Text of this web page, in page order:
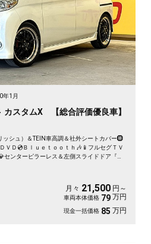
年1月
シュ）＆TEIN車高調＆社外シートカバー🛞
ＶＤ💿Ｂｌｕｅｔｏｏｔｈ🎶📱フルセグＴＶ
センターピラーレス＆左側スライドドア『ミ
ッジスペースも自在な万能車輌😲🔦夜間走行
月々 21,500 円～
車両本体価格 79 万円
現金一括価格 85 万円